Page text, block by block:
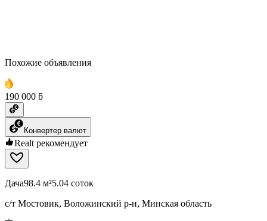
Похожие объявления
190 000 ƃ
Конвертер валют
Realt рекомендует
Дача98.4 м²5.04 соток
с/т Мостовик, Воложинский р-н, Минская область